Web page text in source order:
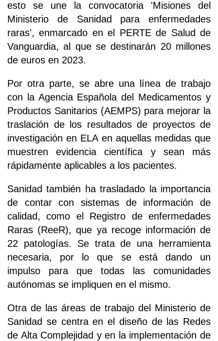
esto se une la convocatoria 'Misiones del
Ministerio de Sanidad para enfermedades
raras', enmarcado en el PERTE de Salud de
Vanguardia, al que se destinarán 20 millones
de euros en 2023.
Por otra parte, se abre una línea de trabajo
con la Agencia Española del Medicamentos y
Productos Sanitarios (AEMPS) para mejorar la
traslación de los resultados de proyectos de
investigación en ELA en aquellas medidas que
muestren evidencia científica y sean más
rápidamente aplicables a los pacientes.
Sanidad también ha trasladado la importancia
de contar con sistemas de información de
calidad, como el Registro de enfermedades
Raras (ReeR), que ya recoge información de
22 patologías. Se trata de una herramienta
necesaria, por lo que se está dando un
impulso para que todas las comunidades
autónomas se impliquen en el mismo.
Otra de las áreas de trabajo del Ministerio de
Sanidad se centra en el diseño de las Redes
de Alta Complejidad y en la implementación de